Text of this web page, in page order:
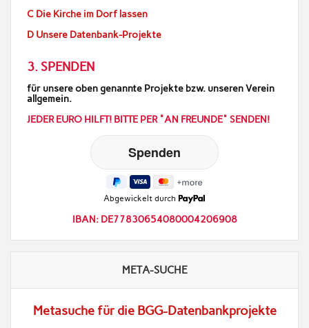
C Die Kirche im Dorf lassen
D Unsere Datenbank-Projekte
3. SPENDEN
für unsere oben genannte Projekte bzw. unseren Verein
allgemein.
JEDER EURO HILFT! BITTE PER "AN FREUNDE" SENDEN!
Abgewickelt durch
IBAN: DE77830654080004206908
META-SUCHE
Metasuche für die BGG-Datenbankprojekte